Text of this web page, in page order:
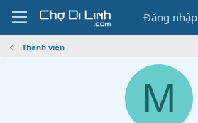
Đăng nhập
Thành viên
M